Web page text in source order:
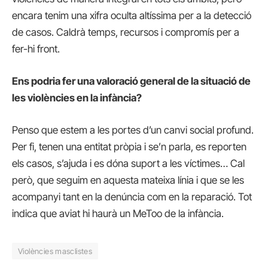
encara tenim una xifra oculta altíssima per a la detecció
de casos. Caldrà temps, recursos i compromís per a
fer-hi front.
Ens podria fer una valoració general de la situació de
les violències en la infància?
Penso que estem a les portes d’un canvi social profund.
Per fi, tenen una entitat pròpia i se’n parla, es reporten
els casos, s’ajuda i es dóna suport a les víctimes… Cal
però, que seguim en aquesta mateixa línia i que se les
acompanyi tant en la denúncia com en la reparació. Tot
indica que aviat hi haurà un MeToo de la infància.
Violències masclistes